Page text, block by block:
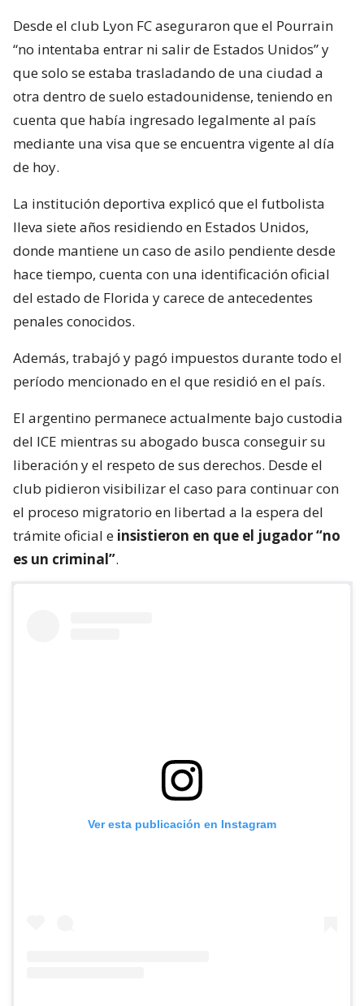
Desde el club Lyon FC aseguraron que el Pourrain
“no intentaba entrar ni salir de Estados Unidos” y
que solo se estaba trasladando de una ciudad a
otra dentro de suelo estadounidense, teniendo en
cuenta que había ingresado legalmente al país
mediante una visa que se encuentra vigente al día
de hoy.
La institución deportiva explicó que el futbolista
lleva siete años residiendo en Estados Unidos,
donde mantiene un caso de asilo pendiente desde
hace tiempo, cuenta con una identificación oficial
del estado de Florida y carece de antecedentes
penales conocidos.
Además, trabajó y pagó impuestos durante todo el
período mencionado en el que residió en el país.
El argentino permanece actualmente bajo custodia
del ICE mientras su abogado busca conseguir su
liberación y el respeto de sus derechos. Desde el
club pidieron visibilizar el caso para continuar con
el proceso migratorio en libertad a la espera del
trámite oficial e insistieron en que el jugador “no
es un criminal”.
Ver esta publicación en Instagram